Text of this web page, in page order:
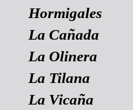
Hormigales
La Cañada
La Olinera
La Tilana
La Vicaña